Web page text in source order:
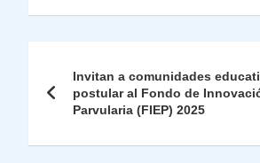
at
A
p
e
a
m
c
b
o
itt k
dI
n
de
Invitan a comunidades
postular al Fondo de
Parvularia (FIEP) 2025